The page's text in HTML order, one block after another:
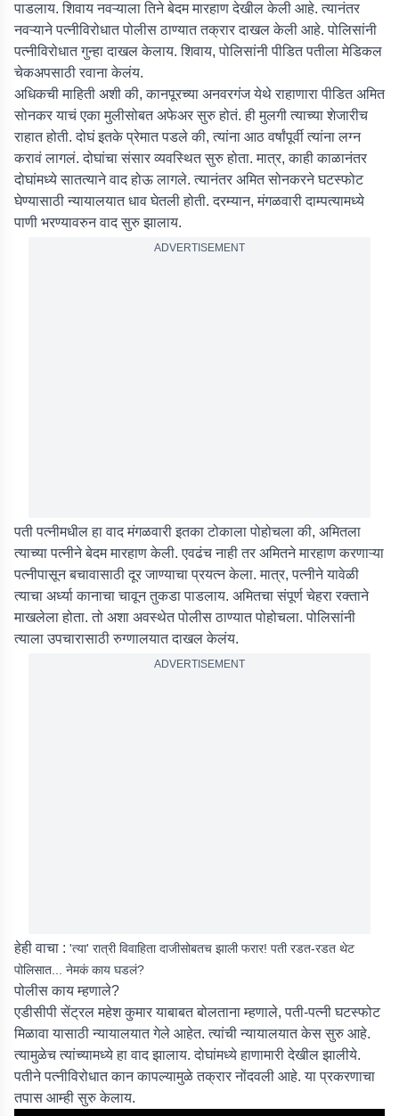
पाडलाय. शिवाय नवऱ्याला तिने बेदम मारहाण देखील केली आहे. त्यानंतर
नवऱ्याने पत्नीविरोधात पोलीस ठाण्यात तक्रार दाखल केली आहे. पोलिसांनी
पत्नीविरोधात गुन्हा दाखल केलाय. शिवाय, पोलिसांनी पीडित पतीला मेडिकल
चेकअपसाठी रवाना केलंय.
अधिकची माहिती अशी की, कानपूरच्या अनवरगंज येथे राहाणारा पीडित अमित
सोनकर याचं एका मुलीसोबत अफेअर सुरु होतं. ही मुलगी त्याच्या शेजारीच
राहात होती. दोघं इतके प्रेमात पडले की, त्यांना आठ वर्षांपूर्वी त्यांना लग्न
करावं लागलं. दोघांचा संसार व्यवस्थित सुरु होता. मात्र, काही काळानंतर
दोघांमध्ये सातत्याने वाद होऊ लागले. त्यानंतर अमित सोनकरने घटस्फोट
घेण्यासाठी न्यायालयात धाव घेतली होती. दरम्यान, मंगळवारी दाम्पत्यामध्ये
पाणी भरण्यावरुन वाद सुरु झालाय.
ADVERTISEMENT
पती पत्नीमधील हा वाद मंगळवारी इतका टोकाला पोहोचला की, अमितला
त्याच्या पत्नीने बेदम मारहाण केली. एवढंच नाही तर अमितने मारहाण करणाऱ्या
पत्नीपासून बचावासाठी दूर जाण्याचा प्रयत्न केला. मात्र, पत्नीने यावेळी
त्याचा अर्ध्या कानाचा चावून तुकडा पाडलाय. अमितचा संपूर्ण चेहरा रक्ताने
माखलेला होता. तो अशा अवस्थेत पोलीस ठाण्यात पोहोचला. पोलिसांनी
त्याला उपचारासाठी रुग्णालयात दाखल केलंय.
ADVERTISEMENT
हेही वाचा : 'त्या' रात्री विवाहिता दाजीसोबतच झाली फरार! पती रडत-रडत थेट
पोलिसात... नेमकं काय घडलं?
पोलीस काय म्हणाले?
एडीसीपी सेंट्रल महेश कुमार याबाबत बोलताना म्हणाले, पती-पत्नी घटस्फोट
मिळावा यासाठी न्यायालयात गेले आहेत. त्यांची न्यायालयात केस सुरु आहे.
त्यामुळेच त्यांच्यामध्ये हा वाद झालाय. दोघांमध्ये हाणामारी देखील झालीये.
पतीने पत्नीविरोधात कान कापल्यामुळे तक्रार नोंदवली आहे. या प्रकरणाचा
तपास आम्ही सुरु केलाय.